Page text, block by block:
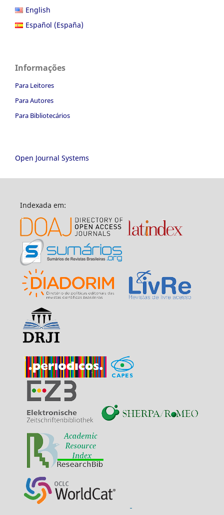
English
Español (España)
Informações
Para Leitores
Para Autores
Para Bibliotecários
Open Journal Systems
Indexada em: